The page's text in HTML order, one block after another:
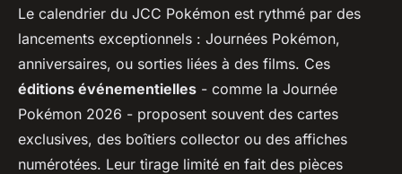
Le calendrier du JCC Pokémon est rythmé par des
lancements exceptionnels : Journées Pokémon,
anniversaires, ou sorties liées à des films. Ces
éditions événementielles - comme la Journée
Pokémon 2026 - proposent souvent des cartes
exclusives, des boîtiers collector ou des affiches
numérotées. Leur tirage limité en fait des pièces